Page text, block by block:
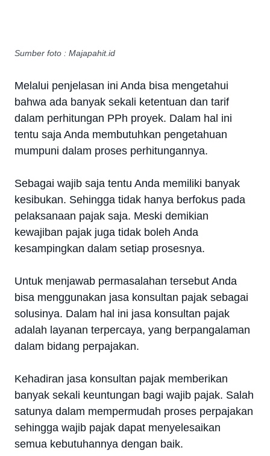
Sumber foto : Majapahit.id
Melalui penjelasan ini Anda bisa mengetahui
bahwa ada banyak sekali ketentuan dan tarif
dalam perhitungan PPh proyek. Dalam hal ini
tentu saja Anda membutuhkan pengetahuan
mumpuni dalam proses perhitungannya.
Sebagai wajib saja tentu Anda memiliki banyak
kesibukan. Sehingga tidak hanya berfokus pada
pelaksanaan pajak saja. Meski demikian
kewajiban pajak juga tidak boleh Anda
kesampingkan dalam setiap prosesnya.
Untuk menjawab permasalahan tersebut Anda
bisa menggunakan jasa konsultan pajak sebagai
solusinya. Dalam hal ini jasa konsultan pajak
adalah layanan terpercaya, yang berpangalaman
dalam bidang perpajakan.
Kehadiran jasa konsultan pajak memberikan
banyak sekali keuntungan bagi wajib pajak. Salah
satunya dalam mempermudah proses perpajakan
sehingga wajib pajak dapat menyelesaikan
semua kebutuhannya dengan baik.